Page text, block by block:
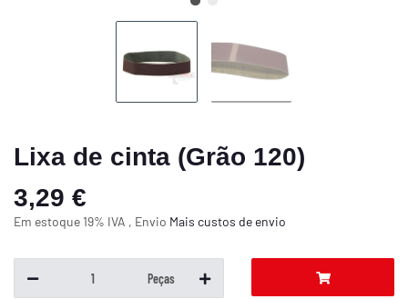
Lixa de cinta (Grão 120)
3,29 €
Em estoque 19% IVA , Envio Mais custos de envio
Peças